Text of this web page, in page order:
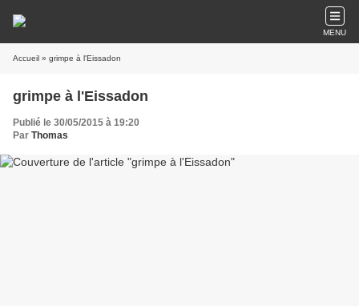
MENU
Accueil » grimpe à l'Eissadon
grimpe à l'Eissadon
Publié le 30/05/2015 à 19:20
Par Thomas